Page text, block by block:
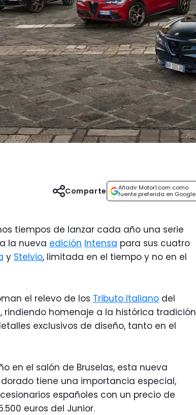
Añadir Motor1.com como
fuente preferida en Google
Comparte
tiempos de lanzar cada año una serie
la nueva edición Intensa para sus cuatro
y Stelvio, limitada en el tiempo y no en el
el relevo de los Tributo Italiano del
rindiendo homenaje a la histórica tradición
exclusivos de diseño, tanto en el
en el salón de Bruselas, esta nueva
tiene una importancia especial,
españoles con un precio de
euros del Junior.